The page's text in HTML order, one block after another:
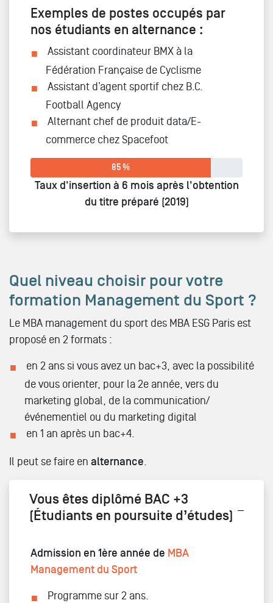
Exemples de postes occupés par
nos étudiants en alternance :
Assistant coordinateur BMX à la
Fédération Française de Cyclisme
Assistant d’agent sportif chez B.C.
Football Agency
Alternant chef de produit data/E-
commerce chez Spacefoot
85 %
Taux d'insertion à 6 mois après l'obtention
du titre préparé (2019)
Quel niveau choisir pour votre
formation Management du Sport ?
Le MBA management du sport des MBA ESG Paris est
proposé en 2 formats :
en 2 ans si vous avez un bac+3, avec la possibilité
de vous orienter, pour la 2e année, vers du
marketing global, de la communication/
événementiel ou du marketing digital
en 1 an après un bac+4.
Il peut se faire en alternance.
Vous êtes diplômé BAC +3
(Étudiants en poursuite d’études)
Admission en 1ère année de MBA
Management du Sport
Programme sur 2 ans.